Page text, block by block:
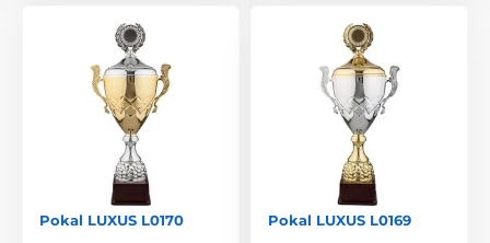
Pokal LUXUS L0170 Pokal LUXUS L0169